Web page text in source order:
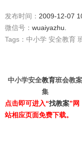
发布时间： 2009-12-07
微信号： wuaiyazhu.
Tags： 中小学 安全教育
中小学安全教育班会教案
集
点击即可进入“找教案”网
站相应页面免费下载。